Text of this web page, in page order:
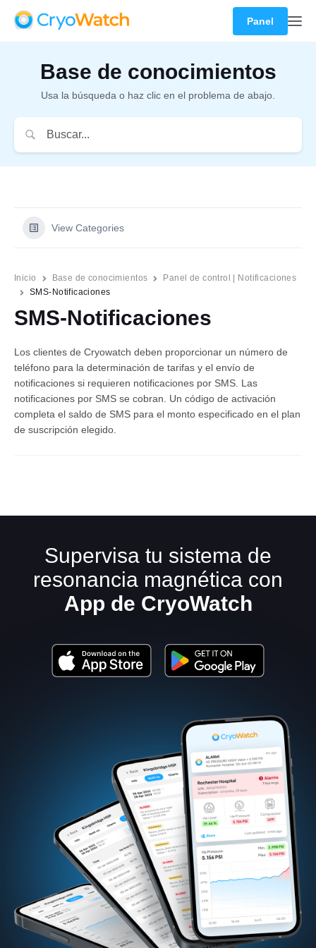
Panel
Base de conocimientos
Usa la búsqueda o haz clic en el problema de abajo.
View Categories
Inicio Base de conocimientos
Panel de control | Notificaciones
SMS-Notificaciones
SMS-Notificaciones
Los clientes de Cryowatch deben proporcionar un número de
teléfono para la determinación de tarifas y el envío de
notificaciones si requieren notificaciones por SMS. Las
notificaciones por SMS se cobran. Un código de activación
completa el saldo de SMS para el monto especificado en el plan
de suscripción elegido.
Supervisa tu sistema de
resonancia magnética con
App de CryoWatch